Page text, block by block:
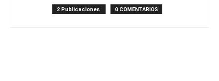
2 Publicaciones 0 COMENTARIOS